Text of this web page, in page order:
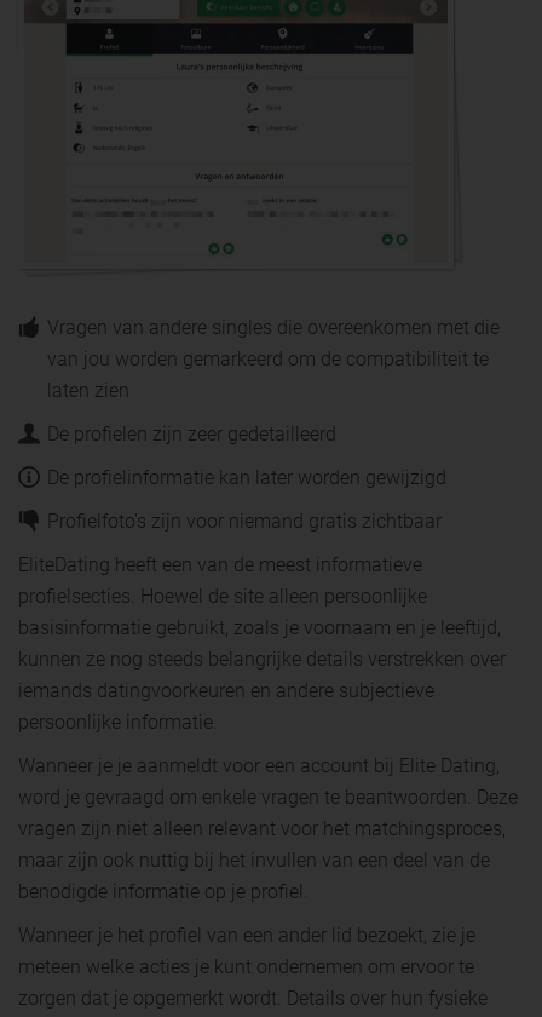
Vragen van andere singles die overeenkomen met die
van jou worden gemarkeerd om de compatibiliteit te
laten zien
De profielen zijn zeer gedetailleerd
De profielinformatie kan later worden gewijzigd
Profielfoto's zijn voor niemand gratis zichtbaar
EliteDating heeft een van de meest informatieve
profielsecties. Hoewel de site alleen persoonlijke
basisinformatie gebruikt, zoals je voornaam en je leeftijd,
kunnen ze nog steeds belangrijke details verstrekken over
iemands datingvoorkeuren en andere subjectieve
persoonlijke informatie.
Wanneer je je aanmeldt voor een account bij Elite Dating,
word je gevraagd om enkele vragen te beantwoorden. Deze
vragen zijn niet alleen relevant voor het matchingsproces,
maar zijn ook nuttig bij het invullen van een deel van de
benodigde informatie op je profiel.
Wanneer je het profiel van een ander lid bezoekt, zie je
meteen welke acties je kunt ondernemen om ervoor te
zorgen dat je opgemerkt wordt. Details over hun fysieke